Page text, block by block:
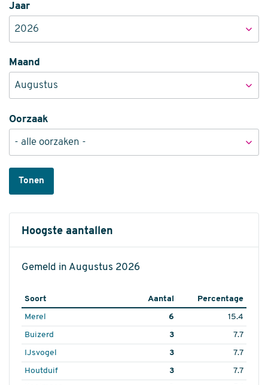
Jaar
Maand
Oorzaak
Tonen
Hoogste aantallen
Gemeld in Augustus 2026
Soort Aantal
Percentage
Merel
6
15.4
Buizerd
3
7.7
IJsvogel
3
7.7
Houtduif
3
7.7